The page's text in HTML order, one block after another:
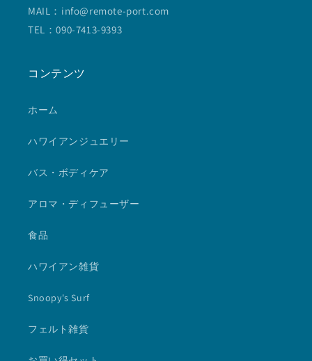
MAIL：info@remote-port.com
TEL：090-7413-9393
コンテンツ
ホーム
ハワイアンジュエリー
バス・ボディケア
アロマ・ディフューザー
食品
ハワイアン雑貨
Snoopy's Surf
フェルト雑貨